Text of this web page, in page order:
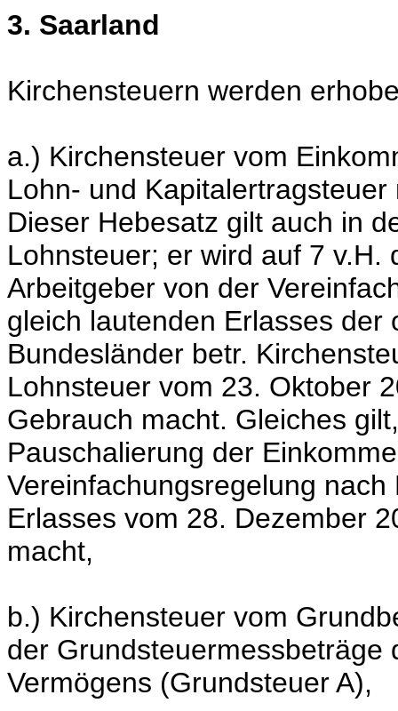
3. Saarland
Kirchensteuern werden
a.) Kirchensteuer vom
Lohn- und
Dieser Hebesatz gilt auch in
Lohnsteuer; er wird auf 7
Arbeitgeber von der
gleich lautenden Erlasses
Bundesländer betr.
Lohnsteuer vom 23. Oktober
Gebrauch macht. Gleiches
Pauschalierung der
Vereinfachungsregelung
Erlasses vom 28. Dezember
macht,
b.) Kirchensteuer vom
der Grundsteuermessbeträge
Vermögens (Grundsteuer A),